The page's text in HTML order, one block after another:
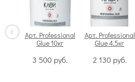
Арт. Professional
Glue 10кг
3 500 руб.
Арт. Professional
Glue 4.5кг
2 130 руб.